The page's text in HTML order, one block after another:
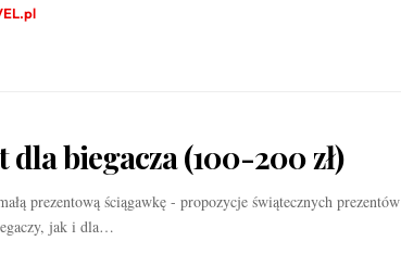
dla biegacza (100-200 zł)
prezentową ściągawkę - propozycje świątecznych prezentów
jak i dla…